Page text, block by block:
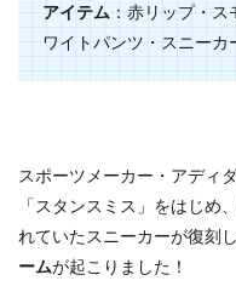
アイテム：赤リップ・ス
ワイトパンツ・スニーカ
スポーツメーカー・アディ
「スタンスミス」をはじめ
れていたスニーカーが復刻
ームが起こりました！